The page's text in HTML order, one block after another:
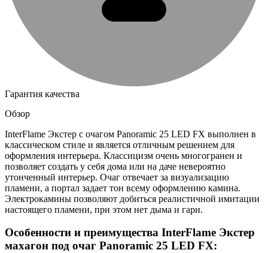
Гарантия качества
Обзор
InterFlame Экстер с очагом Panoramic 25 LED FX выполнен в
классическом стиле и является отличным решением для
оформления интерьера. Классицизм очень многогранен и
позволяет создать у себя дома или на даче невероятно
утонченный интерьер. Очаг отвечает за визуализацию
пламени, а портал задает тон всему оформлению камина.
Электрокамины позволяют добиться реалистичной имитации
настоящего пламени, при этом нет дыма и гари.
Особенности и преимущества InterFlame Экстер
махагон под очаг Panoramic 25 LED FX: